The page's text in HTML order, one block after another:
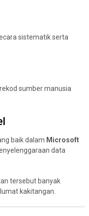
sistematik serta
sumber manusia
baik dalam Microsoft
data
tersebut banyak
kakitangan.